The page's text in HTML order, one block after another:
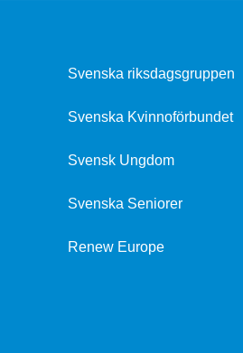
Svenska riksdagsgruppen
Svenska Kvinnoförbundet
Svensk Ungdom
Svenska Seniorer
Renew Europe